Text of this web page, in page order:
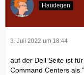
Haudegen
3. Juli 2022 um 18:44
auf der Dell Seite ist
Command Centers als